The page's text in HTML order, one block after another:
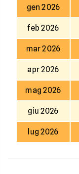
gen 2026
feb 2026
mar 2026
apr 2026
mag 2026
giu 2026
lug 2026